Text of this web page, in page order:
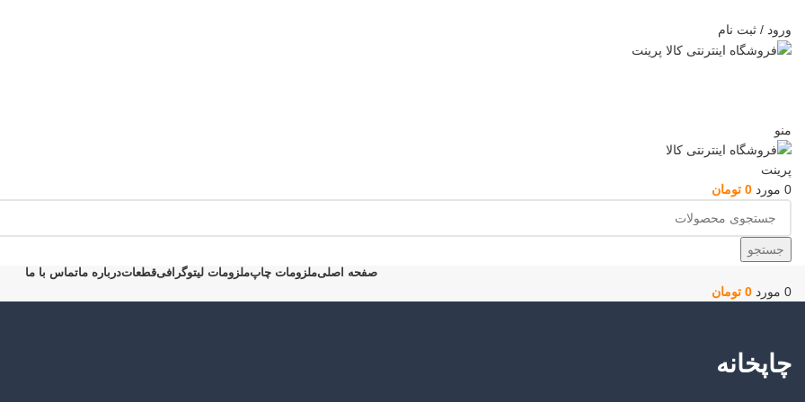
ورود / ثبت نام
منو
0 مورد 0 تومان
جستجو
صفحه اصلیملزومات چاپملزومات لیتوگرافیقطعاتدرباره ماتماس با ما
0 مورد 0 تومان
چاپخانه